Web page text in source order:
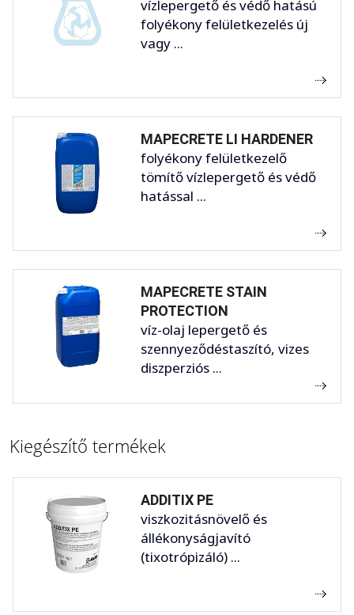
vízlepergető és védő hatású
folyékony felületkezelés új
vagy ...
MAPECRETE LI HARDENER
folyékony felületkezelő
tömítő vízlepergető és védő
hatással ...
MAPECRETE STAIN
PROTECTION
víz-olaj lepergető és
szennyeződéstaszító, vizes
diszperziós ...
Kiegészítő termékek
ADDITIX PE
viszkozitásnövelő és
állékonyságjavító
(tixotrópizáló) ...